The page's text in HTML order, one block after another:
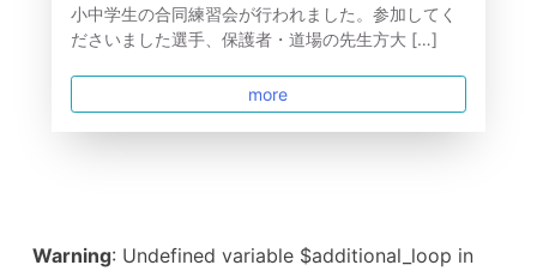
小中学生の合同練習会が行われました。参加してく
ださいました選手、保護者・道場の先生方大 […]
more
Warning: Undefined variable $additional_loop in